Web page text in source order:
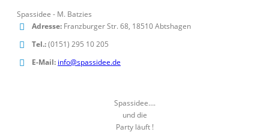
Spassidee - M. Batzies
Adresse: Franzburger Str. 68, 18510 Abtshagen
Tel.:(0151) 295 10 205
E-Mail: info@spassidee.de
Spassidee….
und die
Party läuft !